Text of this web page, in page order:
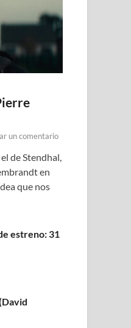
un comentario
de Stendhal,
en
que nos
estreno: 31